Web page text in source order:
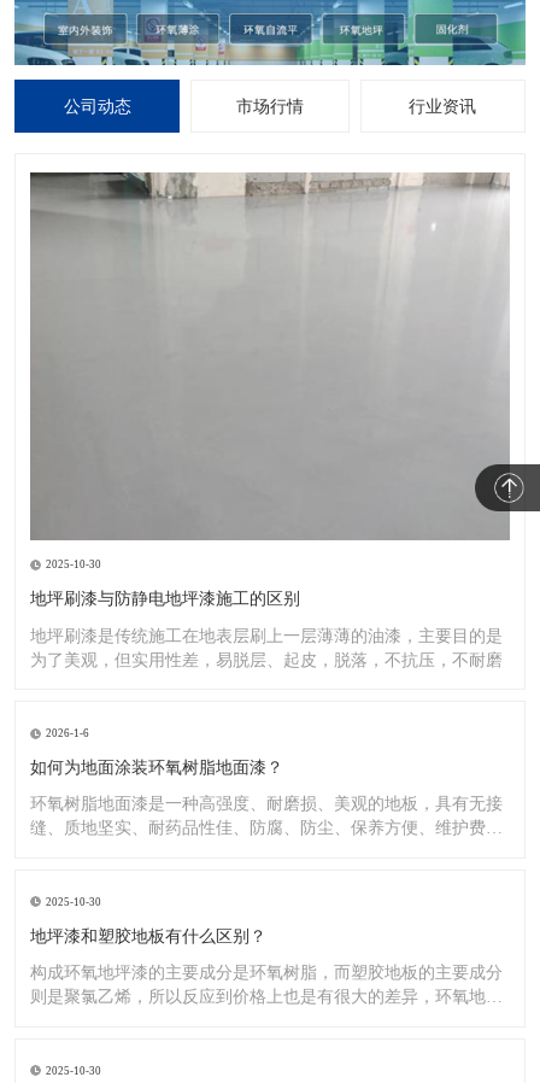
公司动态 市场行情 行业资讯
2025-10-30
地坪刷漆与防静电地坪漆施工的区别
地坪刷漆是传统施工在地表层刷上一层薄薄的油漆，主要目的是
为了美观，但实用性差，易脱层、起皮，脱落，不抗压，不耐磨
2026-1-6
如何为地面涂装环氧树脂地面漆？
环氧树脂地面漆是一种高强度、耐磨损、美观的地板，具有无接
缝、质地坚实、耐药品性佳、防腐、防尘、保养方便、维护费用
2025-10-30
地坪漆和塑胶地板有什么区别？
构成环氧地坪漆的主要成分是环氧树脂，而塑胶地板的主要成分
则是聚氯乙烯，所以反应到价格上也是有很大的差异，环氧地坪
2025-10-30